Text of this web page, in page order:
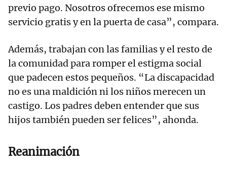
previo pago. Nosotros ofrecemos ese mismo
servicio gratis y en la puerta de casa”, compara.
Además, trabajan con las familias y el resto de
la comunidad para romper el estigma social
que padecen estos pequeños. “La discapacidad
no es una maldición ni los niños merecen un
castigo. Los padres deben entender que sus
hijos también pueden ser felices”, ahonda.
Reanimación